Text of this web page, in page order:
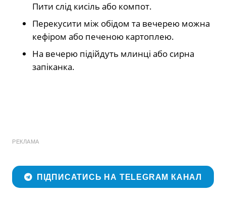
Пити слід кисіль або компот.
Перекусити між обідом та вечерею можна
кефіром або печеною картоплею.
На вечерю підійдуть млинці або сирна
запіканка.
РЕКЛАМА
ПІДПИСАТИСЬ НА TELEGRAM КАНАЛ